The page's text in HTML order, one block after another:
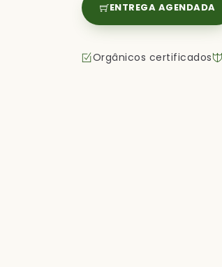
ENTREGA AGENDADA
Orgânicos certificados